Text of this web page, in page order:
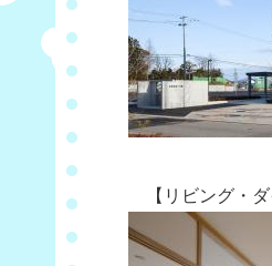
【リビング・ダ